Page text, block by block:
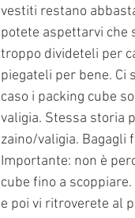
vestiti restano
potete aspettarvi che
troppo divideteli per
piegateli per bene. Ci
caso i packing cube
valigia. Stessa storia
zaino/valigia. Bagagli
Importante: non è
cube fino a
e poi vi ritroverete al